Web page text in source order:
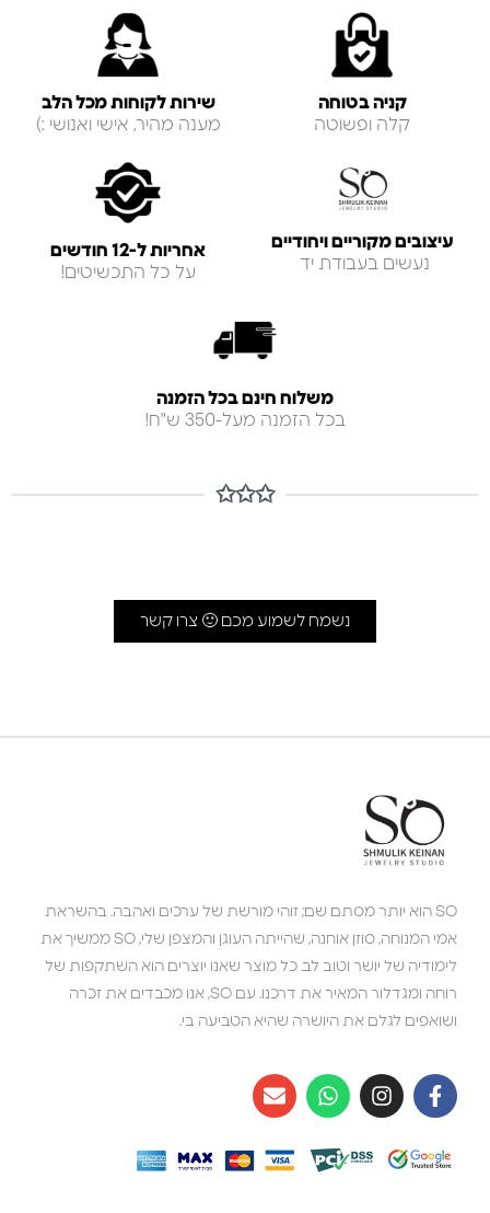
קניה בטוחה
קלה ופשוטה
שירות לקוחות מכל הלב
מענה מהיר, אישי ואנושי :)
עיצובים מקוריים ויחודיים
נעשים בעבודת יד
אחריות ל-12 חודשים
על כל התכשיטים!
משלוח חינם בכל הזמנה
בכל הזמנה מעל-350 ש"ח!
✩✩✩
נשמח לשמוע מכם 🙂 צרו קשר
SO הוא יותר מסתם שם; זוהי מורשת של ערכים ואהבה. בהשראת
אמי המנוחה, סוזן אוחנה, שהייתה העוגן והמצפן שלי, SO ממשיך את
לימודיה של יושר וטוב לב. כל מוצר שאנו יוצרים הוא השתקפות של
רוחה ומגדלור המאיר את דרכנו. עם SO, אנו מכבדים את זכרה
ושואפים לגלם את היושרה שהיא הטביעה בי.